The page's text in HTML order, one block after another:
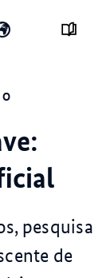
pesquisa
de